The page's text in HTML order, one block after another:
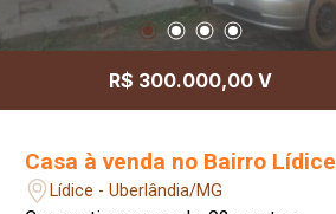
R$ 300.000,00 V
Casa à venda no Bairro Lídice
Lídice - Uberlândia/MG